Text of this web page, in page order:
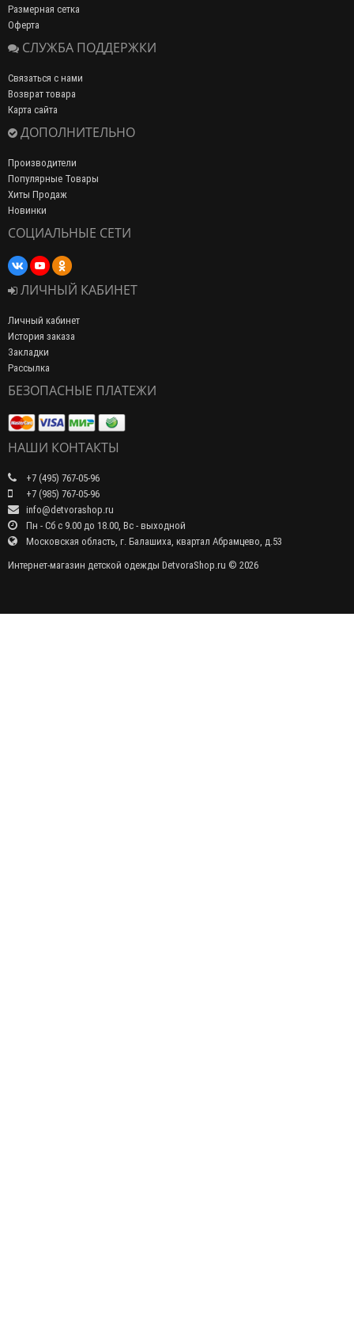
Размерная сетка
Оферта
СЛУЖБА ПОДДЕРЖКИ
Связаться с нами
Возврат товара
Карта сайта
ДОПОЛНИТЕЛЬНО
Производители
Популярные Товары
Хиты Продаж
Новинки
СОЦИАЛЬНЫЕ СЕТИ
ЛИЧНЫЙ КАБИНЕТ
Личный кабинет
История заказа
Закладки
Рассылка
БЕЗОПАСНЫЕ ПЛАТЕЖИ
НАШИ КОНТАКТЫ
+7 (495) 767-05-96
+7 (985) 767-05-96
info@detvorashop.ru
Пн - Сб с 9.00 до 18.00, Вс - выходной
Московская область, г. Балашиха, квартал Абрамцево, д.53
Интернет-магазин детской одежды DetvoraShop.ru © 2026